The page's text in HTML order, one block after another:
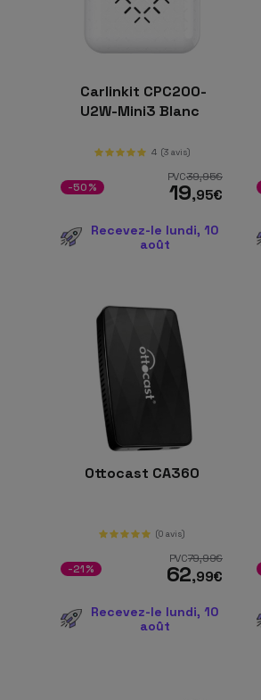
Carlinkit CPC200-
U2W-Mini3 Blanc
4 (3 avis)
PVC39,95€
19,95€
-50%
Recevez-le lundi, 10
août
Ottocast CA360
(0 avis)
PVC79,99€
62,99€
-21%
Recevez-le lundi, 10
août